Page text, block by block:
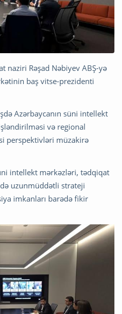
naziri Rəşad Nəbiyev ABŞ-yə
baş vitse-prezidenti
Azərbaycanın süni intellekt
və regional
perspektivləri müzakirə
intellekt mərkəzləri, tədqiqat
uzunmüddətli strateji
imkanları barədə fikir